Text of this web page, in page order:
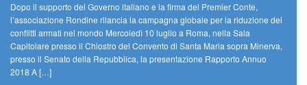
Dopo il supporto del Governo italiano e la firma del Premier Conte,
l’associazione Rondine rilancia la campagna globale per la riduzione dei
conflitti armati nel mondo Mercoledì 10 luglio a Roma, nella Sala
Capitolare presso il Chiostro del Convento di Santa Maria sopra Minerva,
presso il Senato della Repubblica, la presentazione Rapporto Annuo
2018 A […]